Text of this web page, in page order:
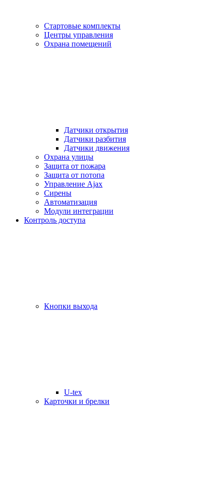
Стартовые комплекты
Центры управления
Охрана помещений
Датчики открытия
Датчики разбития
Датчики движения
Охрана улицы
Защита от пожара
Защита от потопа
Управление Ajax
Сирены
Автоматизация
Модули интеграции
Контроль доступа
Кнопки выхода
U-tex
Карточки и брелки